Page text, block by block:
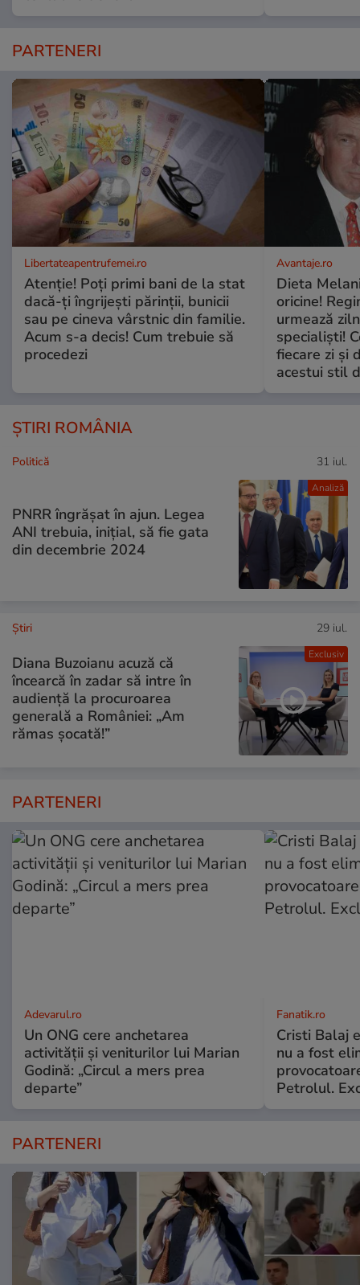
PARTENERI
Libertateapentrufemei.ro
Atenție! Poți primi bani de la stat
dacă-ți îngrijești părinții, bunicii
sau pe cineva vârstnic din familie.
Acum s-a decis! Cum trebuie să
procedezi
Avantaje.ro
Dieta
oricine!
urmează
specialiști!
fiecare zi și
acestui stil
ȘTIRI ROMÂNIA
Analiză
Politică 31 iul.
PNRR îngrășat în ajun. Legea
ANI trebuia, inițial, să fie gata
din decembrie 2024
Exclusiv
Ştiri 29 iul.
Diana Buzoianu acuză că
încearcă în zadar să intre în
audiență la procuroarea
generală a României: „Am
rămas șocată!”
PARTENERI
Adevarul.ro
Un ONG cere anchetarea
activității și veniturilor lui Marian
Godină: „Circul a mers prea
departe”
Fanatik.ro
Cristi Balaj
nu a fost
Petrolul.
PARTENERI